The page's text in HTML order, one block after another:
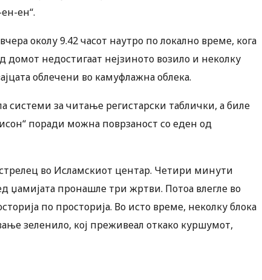
ен“.
околу 9.42 часот наутро по локално време, кога
домот недостигаат нејзиното возило и неколку
облечени во камуфлажна облека.
системи за читање регистарски таблички, а биле
поради можна поврзаност со еден од
стрелец во Исламскиот центар. Четири минути
џамијата пронашле три жртви. Потоа влегле во
по просторија. Во исто време, неколку блока
зеленило, кој преживеал откако куршумот,